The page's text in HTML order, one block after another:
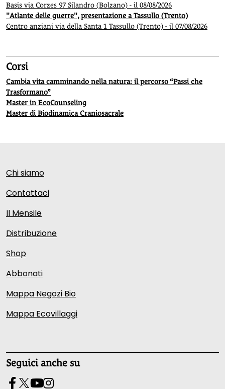
Basis via Corzes 97 Silandro (Bolzano) - il 08/08/2026
"Atlante delle guerre", presentazione a Tassullo (Trento)
Centro anziani via della Santa 1 Tassullo (Trento) - il 07/08/2026
Corsi
Cambia vita camminando nella natura: il percorso “Passi che
Trasformano”
Master in EcoCounseling
Master di Biodinamica Craniosacrale
Chi siamo
Contattaci
Il Mensile
Distribuzione
Shop
Abbonati
Mappa Negozi Bio
Mappa Ecovillaggi
Seguici anche su